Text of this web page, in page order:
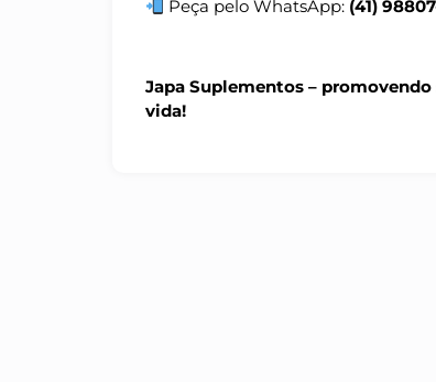
Peça pelo WhatsApp: (41)
Japa Suplementos –
vida!